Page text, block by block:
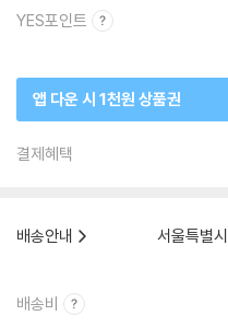
YES포인트
앱 다운 시 1천원 상품권
결제혜택
배송안내
서울특별
배송비